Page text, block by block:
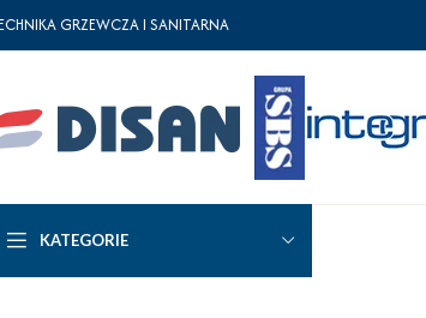
GRZEWCZA I SANITARNA
KATEGORIE